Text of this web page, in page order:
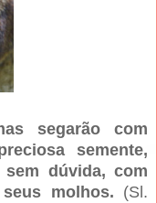
segarão com
semente,
dúvida, com
molhos. (Sl.